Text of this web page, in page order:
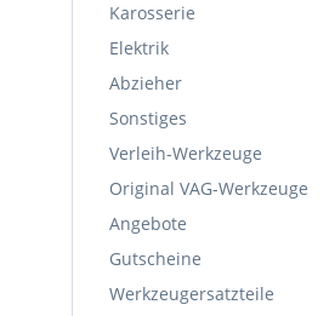
Karosserie
Elektrik
Abzieher
Sonstiges
Verleih-Werkzeuge
Original VAG-Werkzeuge
Angebote
Gutscheine
Werkzeugersatzteile